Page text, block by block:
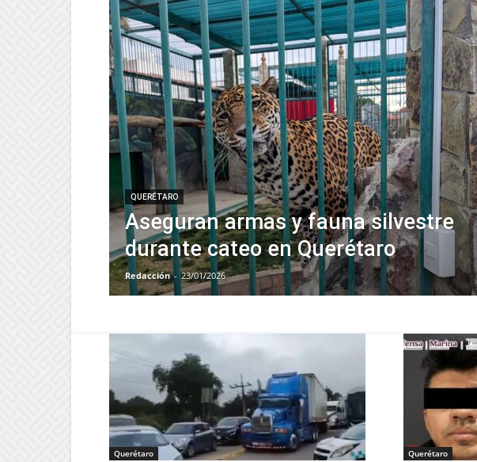
QUERÉTARO
Aseguran armas y fauna silvestre
durante cateo en Querétaro
Redacción - 23/01/2026
Querétaro Querétaro